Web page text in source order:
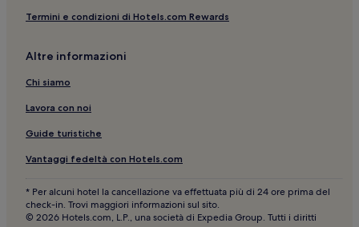
Termini e condizioni di Hotels.com Rewards
Altre informazioni
Chi siamo
Lavora con noi
Guide turistiche
Vantaggi fedeltà con Hotels.com
* Per alcuni hotel la cancellazione va effettuata più di 24 ore prima del
check-in. Trovi maggiori informazioni sul sito.
© 2026 Hotels.com, L.P., una società di Expedia Group. Tutti i diritti